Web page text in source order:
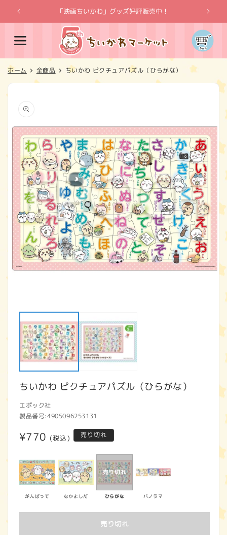
ンツに
進む
「映画ちいかわ」グッズ好評販売中！
カ
ー
ト
ホーム 全商品 ちいかわ ピクチュアパズル（ひらがな）
報にス
キップ
ちいかわ ピクチュアパズル（ひらがな）
エポック社
製品番号:4905096253131
通
価
格
¥770 (税込) 売り切れ
がんばって なかよしだ ひらがな パノラマ
売り切れ